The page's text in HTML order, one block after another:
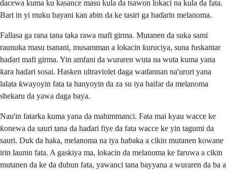
dacewa kuma ku kasance masu kula da tsawon lokaci na kula da fata.
Bari in yi muku bayani kan abin da ke tasiri ga haɗarin melanoma.
Fallasa ga rana tana taka rawa mafi girma. Mutanen da suka sami
raunuka masu tsanani, musamman a lokacin ƙuruciya, suna fuskantar
haɗari mafi girma. Yin amfani da wuraren wuta na wuta kuma yana
ƙara haɗari sosai. Hasken ultraviolet daga waɗannan na'urori yana
lalata ƙwayoyin fata ta hanyoyin da za su iya haifar da melanoma
shekaru da yawa daga baya.
Nau'in fatarka kuma yana da mahimmanci. Fata mai kyau wacce ke
ƙonewa da sauri tana da haɗari fiye da fata wacce ke yin tagumi da
sauri. Duk da haka, melanoma na iya haɓaka a cikin mutanen kowane
irin launin fata. A gaskiya ma, lokacin da melanoma ke faruwa a cikin
mutanen da ke da duhun fata, yawanci tana bayyana a wuraren da ba a